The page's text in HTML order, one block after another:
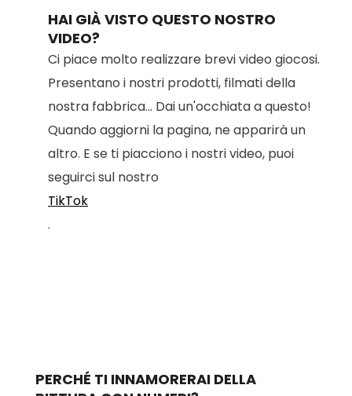
HAI GIÀ VISTO QUESTO NOSTRO
VIDEO?
Ci piace molto realizzare brevi video giocosi.
Presentano i nostri prodotti, filmati della
nostra fabbrica... Dai un'occhiata a questo!
Quando aggiorni la pagina, ne apparirà un
altro. E se ti piacciono i nostri video, puoi
seguirci sul nostro
TikTok
.
PERCHÉ TI INNAMORERAI DELLA